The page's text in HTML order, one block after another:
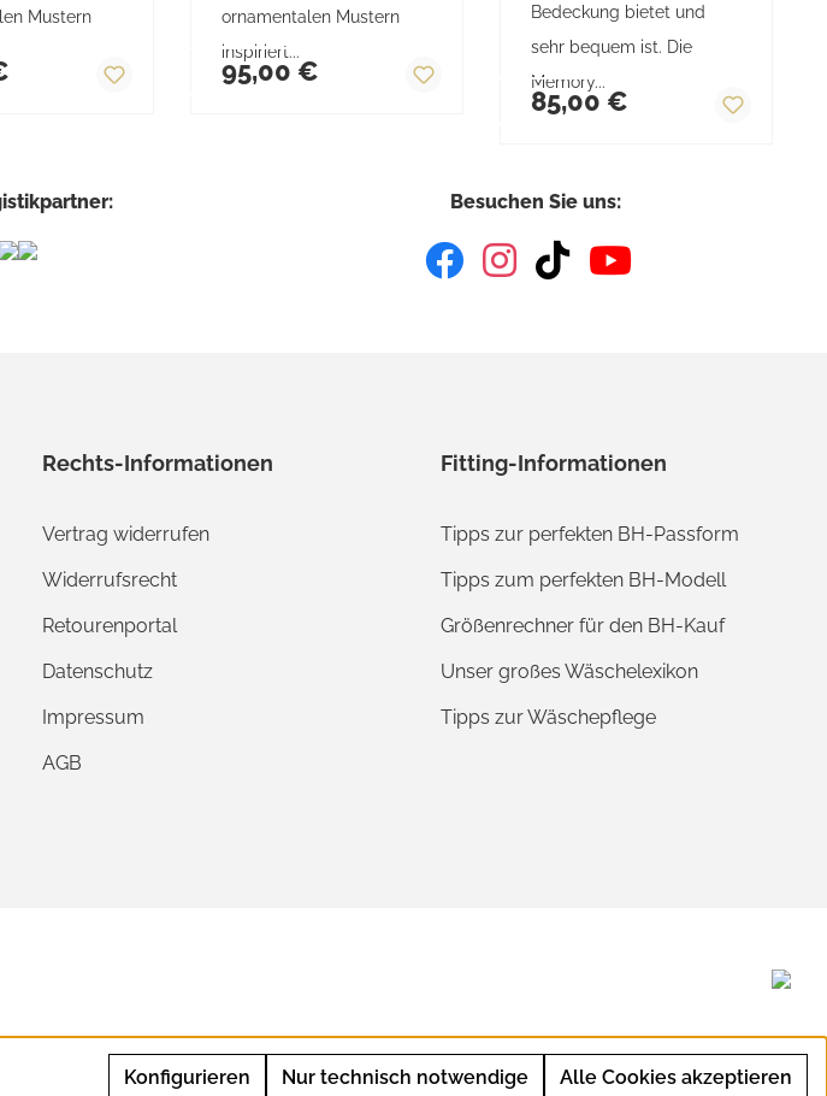
Mustern
Preis:
ornamentalen Mustern
inspiriert...
Regulärer Preis:
95,00 €
Bedeckung bietet und
sehr bequem ist. Die
Memory...
Regulärer Preis:
85,00 €
Besuchen Sie uns:
Rechts-Informationen
Vertrag widerrufen
Widerrufsrecht
Retourenportal
Datenschutz
Impressum
AGB
Fitting-Informationen
Tipps zur perfekten BH-Passform
Tipps zum perfekten BH-Modell
Größenrechner für den BH-Kauf
Unser großes Wäschelexikon
Tipps zur Wäschepflege
Nur technisch notwendige
Konfigurieren Alle Cookies akzeptieren